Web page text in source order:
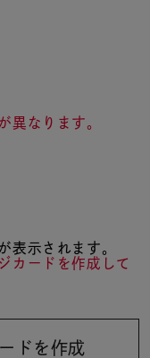
異なります。
表示されます。
カードを作成して
ドを作成